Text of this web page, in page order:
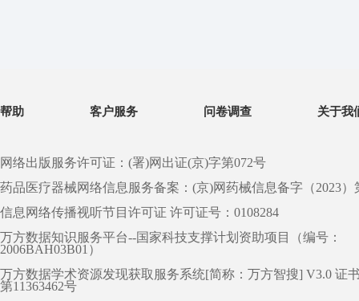
帮助 客户服务 问卷调查 关于我
网络出版服务许可证：(署)网出证(京)字第072号
药品医疗器械网络信息服务备案：(京)网药械信息备字（2023）
信息网络传播视听节目许可证 许可证号：0108284
万方数据知识服务平台--国家科技支撑计划资助项目（编号：
2006BAH03B01）
万方数据学术资源发现获取服务系统[简称：万方智搜] V3.0 证
第11363462号